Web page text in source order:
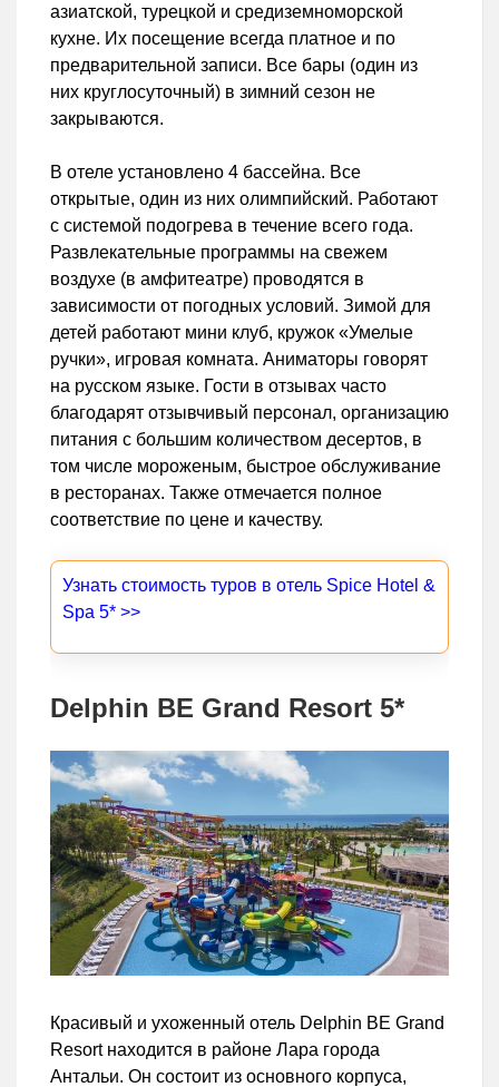
азиатской, турецкой и средиземноморской
кухне. Их посещение всегда платное и по
предварительной записи. Все бары (один из
них круглосуточный) в зимний сезон не
закрываются.
В отеле установлено 4 бассейна. Все
открытые, один из них олимпийский. Работают
с системой подогрева в течение всего года.
Развлекательные программы на свежем
воздухе (в амфитеатре) проводятся в
зависимости от погодных условий. Зимой для
детей работают мини клуб, кружок «Умелые
ручки», игровая комната. Аниматоры говорят
на русском языке. Гости в отзывах часто
благодарят отзывчивый персонал, организацию
питания с большим количеством десертов, в
том числе мороженым, быстрое обслуживание
в ресторанах. Также отмечается полное
соответствие по цене и качеству.
Узнать стоимость туров в отель Spice Hotel &
Spa 5* >>
Delphin BE Grand Resort 5*
Красивый и ухоженный отель Delphin BE Grand
Resort находится в районе Лара города
Антальи. Он состоит из основного корпуса,